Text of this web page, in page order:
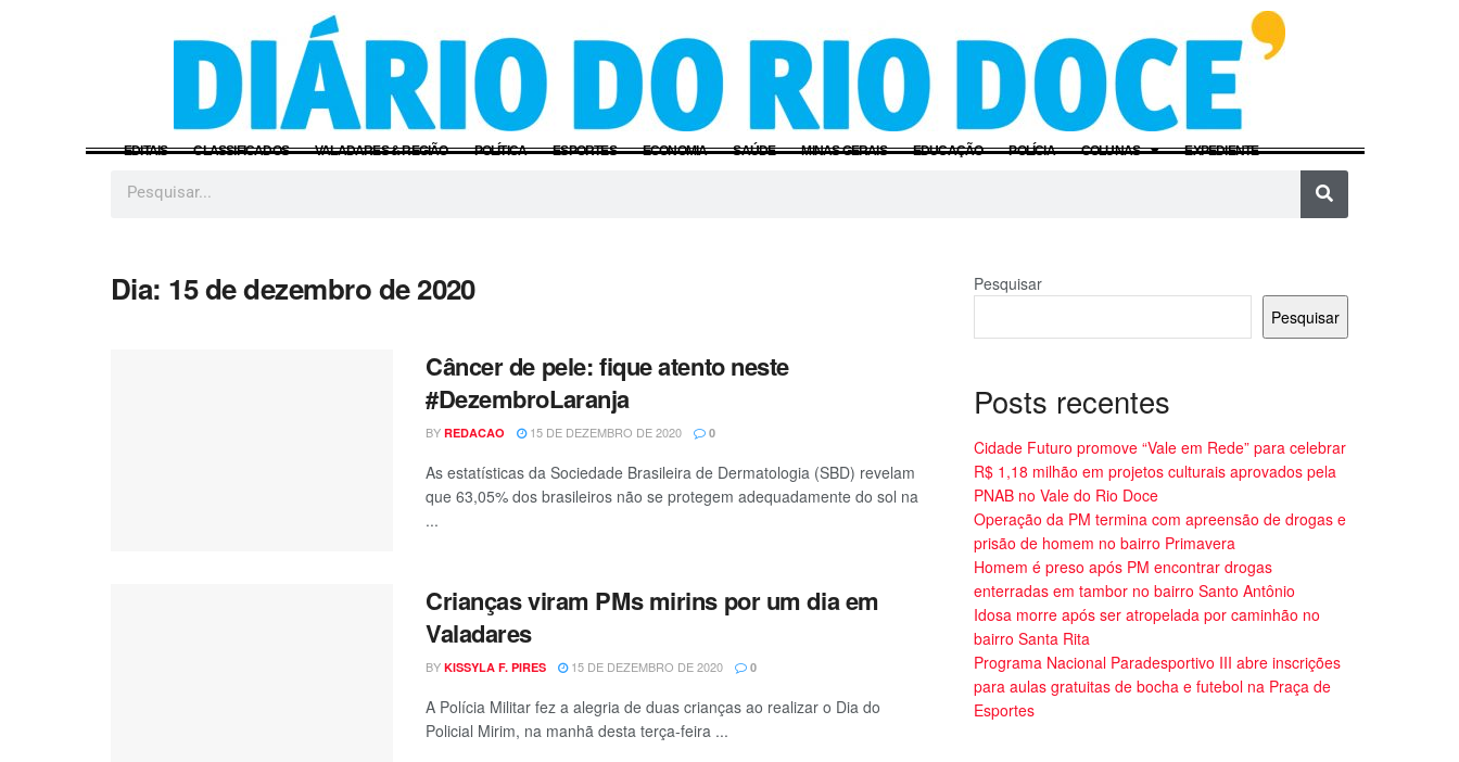
EDITAIS CLASSIFICADOS VALADARES & REGIÃO POLÍTICA ESPORTES ECONOMIA SAÚDE MINAS GERAIS EDUCAÇÃO POLÍCIA COLUNAS EXPEDIENTE
Dia: 15 de dezembro de 2020
Câncer de pele: fique atento neste
#DezembroLaranja
BY REDACAO 15 DE DEZEMBRO DE 2020 0
As estatísticas da Sociedade Brasileira de Dermatologia (SBD) revelam
que 63,05% dos brasileiros não se protegem adequadamente do sol na
...
Crianças viram PMs mirins por um dia em
Valadares
BY KISSYLA F. PIRES 15 DE DEZEMBRO DE 2020 0
A Polícia Militar fez a alegria de duas crianças ao realizar o Dia do
Policial Mirim, na manhã desta terça-feira ...
Pesquisar
Pesquisar
Posts recentes
Cidade Futuro promove “Vale em Rede” para celebrar
R$ 1,18 milhão em projetos culturais aprovados pela
PNAB no Vale do Rio Doce
Operação da PM termina com apreensão de drogas e
prisão de homem no bairro Primavera
Homem é preso após PM encontrar drogas
enterradas em tambor no bairro Santo Antônio
Idosa morre após ser atropelada por caminhão no
bairro Santa Rita
Programa Nacional Paradesportivo III abre inscrições
para aulas gratuitas de bocha e futebol na Praça de
Esportes